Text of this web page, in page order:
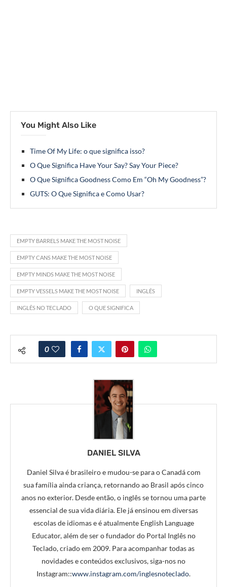
You Might Also Like
Time Of My Life: o que significa isso?
O Que Significa Have Your Say? Say Your Piece?
O Que Significa Goodness Como Em “Oh My Goodness”?
GUTS: O Que Significa e Como Usar?
EMPTY BARRELS MAKE THE MOST NOISE
EMPTY CANS MAKE THE MOST NOISE
EMPTY MINDS MAKE THE MOST NOISE
EMPTY VESSELS MAKE THE MOST NOISE INGLÊS
INGLÊS NO TECLADO O QUE SIGNIFICA
0
DANIEL SILVA
Daniel Silva é brasileiro e mudou-se para o Canadá com
sua família ainda criança, retornando ao Brasil após cinco
anos no exterior. Desde então, o inglês se tornou uma parte
essencial de sua vida diária. Ele já ensinou em diversas
escolas de idiomas e é atualmente English Language
Educator, além de ser o fundador do Portal Inglês no
Teclado, criado em 2009. Para acompanhar todas as
novidades e conteúdos exclusivos, siga-nos no
Instagram::www.instagram.com/inglesnoteclado.